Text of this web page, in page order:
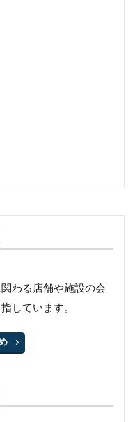
わる店舗や施設の会
しています。